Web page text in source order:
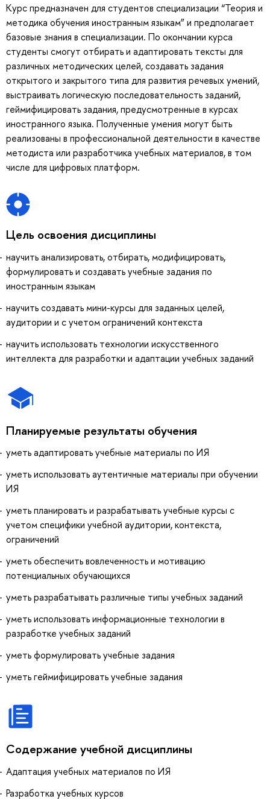
Курс предназначен для студентов специализации “Теория и
методика обучения иностранным языкам” и предполагает
базовые знания в специализации. По окончании курса
студенты смогут отбирать и адаптировать тексты для
различных методических целей, создавать задания
открытого и закрытого типа для развития речевых умений,
выстраивать логическую последовательность заданий,
геймифицировать задания, предусмотренные в курсах
иностранного языка. Полученные умения могут быть
реализованы в профессиональной деятельности в качестве
методиста или разработчика учебных материалов, в том
числе для цифровых платформ.
Цель освоения дисциплины
научить анализировать, отбирать, модифицировать,
формулировать и создавать учебные задания по
иностранным языкам
научить создавать мини-курсы для заданных целей,
аудитории и с учетом ограничений контекста
научить использовать технологии искусственного
интеллекта для разработки и адаптации учебных заданий
Планируемые результаты обучения
уметь адаптировать учебные материалы по ИЯ
уметь использовать аутентичные материалы при обучении
ИЯ
уметь планировать и разрабатывать учебные курсы с
учетом специфики учебной аудитории, контекста,
ограничений
уметь обеспечить вовлеченность и мотивацию
потенциальных обучающихся
уметь разрабатывать различные типы учебных заданий
уметь использовать информационные технологии в
разработке учебных заданий
уметь формулировать учебные задания
уметь геймифицировать учебные задания
Содержание учебной дисциплины
Адаптация учебных материалов по ИЯ
Разработка учебных курсов